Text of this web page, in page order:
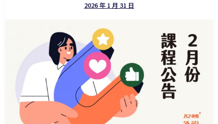
2026 年 1 月 31 日